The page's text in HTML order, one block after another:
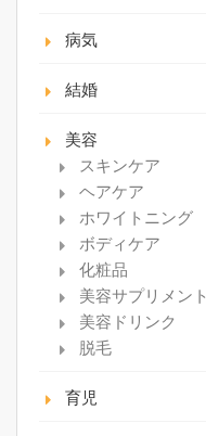
病気
結婚
美容
スキンケア
ヘアケア
ホワイトニング
ボディケア
化粧品
美容サプリメント
美容ドリンク
脱毛
育児